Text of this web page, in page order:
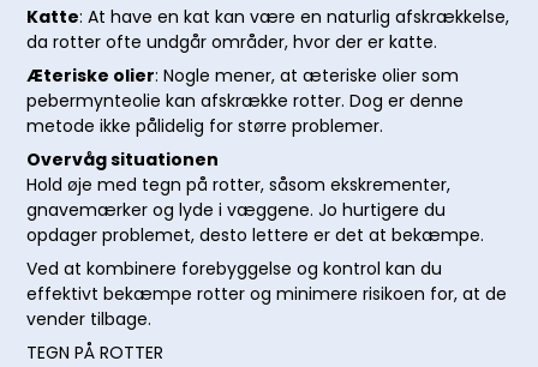
Katte: At have en kat kan være en naturlig afskrækkelse,
da rotter ofte undgår områder, hvor der er katte.
Æteriske olier: Nogle mener, at æteriske olier som
pebermynteolie kan afskrække rotter. Dog er denne
metode ikke pålidelig for større problemer.
Overvåg situationen
Hold øje med tegn på rotter, såsom ekskrementer,
gnavemærker og lyde i væggene. Jo hurtigere du
opdager problemet, desto lettere er det at bekæmpe.
Ved at kombinere forebyggelse og kontrol kan du
effektivt bekæmpe rotter og minimere risikoen for, at de
vender tilbage.
TEGN PÅ ROTTER